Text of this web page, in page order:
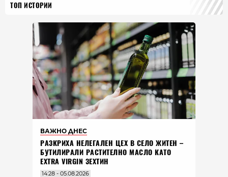
ТОП ИСТОРИИ
ВАЖНО ДНЕС
РАЗКРИХА НЕЛЕГАЛЕН ЦЕХ В СЕЛО ЖИТЕН –
БУТИЛИРАЛИ РАСТИТЕЛНО МАСЛО КАТО
EXTRA VIRGIN ЗЕХТИН
14:28 - 05.08.2026